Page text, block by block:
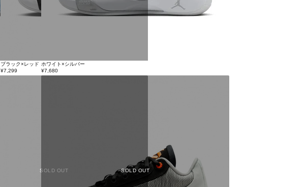
ブラック×レッド
¥7,299
ホワイト×シルバー
¥7,680
SOLD OUT SOLD OUT